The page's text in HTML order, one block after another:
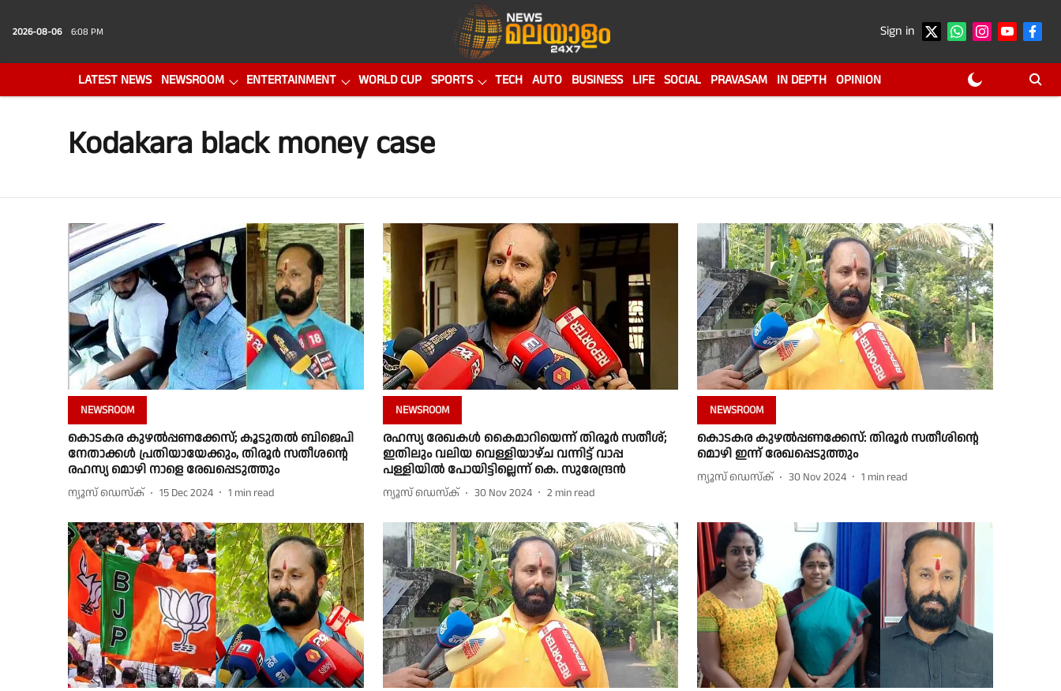
2026-08-06 6:08 PM Sign in
LATEST NEWS NEWSROOM ENTERTAINMENT WORLD CUP SPORTS TECH AUTO BUSINESS LIFE SOCIAL PRAVASAM IN DEPTH OPINION
Kodakara black money case
NEWSROOM
കൊടകര കുഴൽപ്പണക്കേസ്; കൂടുതൽ ബിജെപി
നേതാക്കൾ പ്രതിയായേക്കും, തിരൂർ സതീശന്റെ
രഹസ്യ മൊഴി നാളെ രേഖപ്പെടുത്തും
ന്യൂസ് ഡെസ്ക് 15 Dec 2024 1 min read
NEWSROOM
രഹസ്യ രേഖകൾ കൈമാറിയെന്ന് തിരൂർ സതീശ്;
ഇതിലും വലിയ വെള്ളിയാഴ്ച വന്നിട്ട് വാപ്പ
പള്ളിയിൽ പോയിട്ടില്ലെന്ന് കെ. സുരേന്ദ്രൻ
ന്യൂസ് ഡെസ്ക് 30 Nov 2024 2 min read
NEWSROOM
കൊടകര കുഴൽപ്പണക്കേസ്: തിരൂർ സതീശിൻ്റെ
മൊഴി ഇന്ന് രേഖപ്പെടുത്തും
ന്യൂസ് ഡെസ്ക് 30 Nov 2024 1 min read